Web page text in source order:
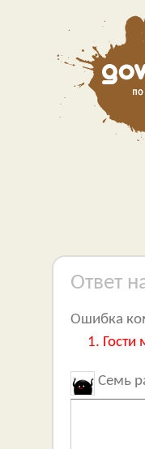
Ответ
Ошибка
Гости
Семь